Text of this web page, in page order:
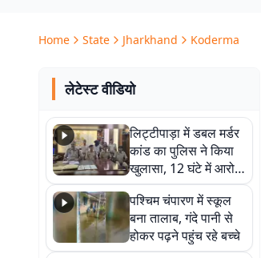
Home State Jharkhand Koderma
लेटेस्ट वीडियो
लिट्टीपाड़ा में डबल मर्डर
कांड का पुलिस ने किया
खुलासा, 12 घंटे में आरोपी
गिरफ्तार
पश्चिम चंपारण में स्कूल
बना तालाब, गंदे पानी से
होकर पढ़ने पहुंच रहे बच्चे